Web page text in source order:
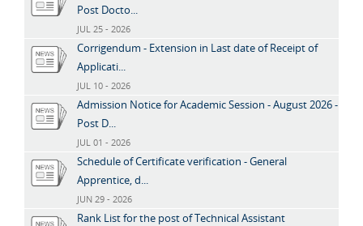
Post Docto...
JUL 25 - 2026
Corrigendum - Extension in Last date of Receipt of
Applicati...
JUL 10 - 2026
Admission Notice for Academic Session - August 2026 -
Post D...
JUL 01 - 2026
Schedule of Certificate verification - General
Apprentice, d...
JUN 29 - 2026
Rank List for the post of Technical Assistant